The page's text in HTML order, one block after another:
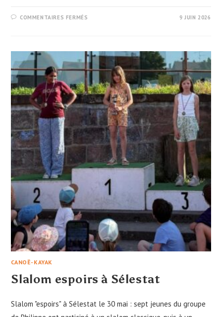
COMMENTAIRES FERMÉS
SIMME
ET
LA
SARINE
9 JUIN 2026
CANOË-KAYAK
Slalom espoirs à Sélestat
Slalom "espoirs" à Sélestat le 30 mai : sept jeunes du groupe